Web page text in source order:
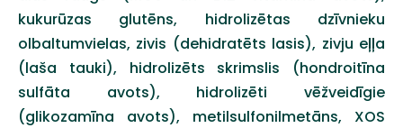
kukurūzas glutēns, hidrolizētas dzīvnieku
olbaltumvielas, zivis (dehidratēts lasis), zivju eļļa
(laša tauki), hidrolizēts skrimslis (hondroitīna
sulfāta avots), hidrolizēti vēžveidīgie
(glikozamīna avots), metilsulfonilmetāns, XOS